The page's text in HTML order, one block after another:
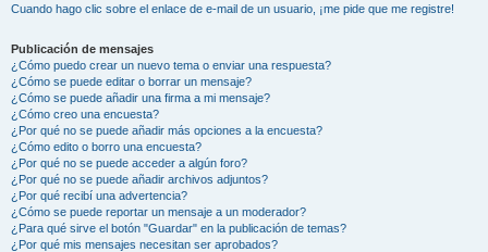
Cuando hago clic sobre el enlace de e-mail de un usuario, ¡me pide que me registre!
Publicación de mensajes
¿Cómo puedo crear un nuevo tema o enviar una respuesta?
¿Cómo se puede editar o borrar un mensaje?
¿Cómo se puede añadir una firma a mi mensaje?
¿Cómo creo una encuesta?
¿Por qué no se puede añadir más opciones a la encuesta?
¿Cómo edito o borro una encuesta?
¿Por qué no se puede acceder a algún foro?
¿Por qué no se puede añadir archivos adjuntos?
¿Por qué recibí una advertencia?
¿Cómo se puede reportar un mensaje a un moderador?
¿Para qué sirve el botón "Guardar" en la publicación de temas?
¿Por qué mis mensajes necesitan ser aprobados?